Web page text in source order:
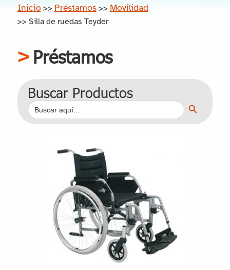
Inicio >> Préstamos >> Movilidad
>> Silla de ruedas Teyder
Préstamos
Buscar Productos
Buscar: